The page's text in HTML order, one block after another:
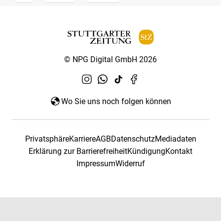
© NPG Digital GmbH 2026
Wo Sie uns noch folgen können
PrivatsphäreKarriereAGBDatenschutzMediadaten
Erklärung zur BarrierefreiheitKündigungKontakt
ImpressumWiderruf